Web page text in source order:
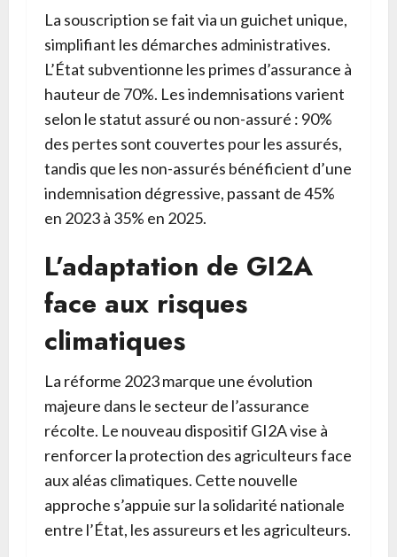
La souscription se fait via un guichet unique,
simplifiant les démarches administratives.
L’État subventionne les primes d’assurance à
hauteur de 70%. Les indemnisations varient
selon le statut assuré ou non-assuré : 90%
des pertes sont couvertes pour les assurés,
tandis que les non-assurés bénéficient d’une
indemnisation dégressive, passant de 45%
en 2023 à 35% en 2025.
L’adaptation de GI2A
face aux risques
climatiques
La réforme 2023 marque une évolution
majeure dans le secteur de l’assurance
récolte. Le nouveau dispositif GI2A vise à
renforcer la protection des agriculteurs face
aux aléas climatiques. Cette nouvelle
approche s’appuie sur la solidarité nationale
entre l’État, les assureurs et les agriculteurs.